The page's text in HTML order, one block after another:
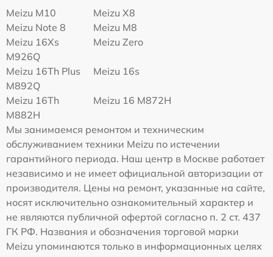
Meizu M10
Meizu X8
Meizu Note 8
Meizu M8
Meizu 16Xs
M926Q
Meizu Zero
Meizu 16Th Plus
M892Q
Meizu 16s
Meizu 16Th
M882H
Meizu 16 M872H
Мы занимаемся ремонтом и техническим
обслуживанием техники Meizu по истечении
гарантийного периода. Наш центр в Москве работает
независимо и не имеет официальной авторизации от
производителя. Цены на ремонт, указанные на сайте,
носят исключительно ознакомительный характер и
не являются публичной офертой согласно п. 2 ст. 437
ГК РФ. Названия и обозначения торговой марки
Meizu упоминаются только в информационных целях